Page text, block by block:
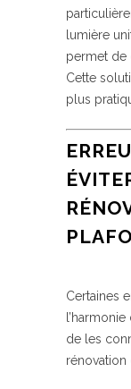
lumière
permet de
Cette
plus
Certaines
de les
rénovation